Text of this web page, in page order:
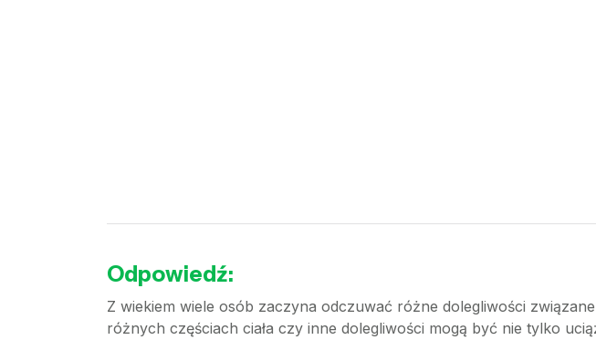
Odpowiedź:
Z wiekiem wiele osób zaczyna odczuwać różne dolegliwości
różnych częściach ciała czy inne dolegliwości mogą być nie tylko